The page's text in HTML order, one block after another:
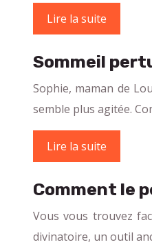
Lire la suite
Sommeil
Sophie, maman de
semble plus agitée.
Lire la suite
Comment le
Vous vous trouvez
divinatoire, un outil